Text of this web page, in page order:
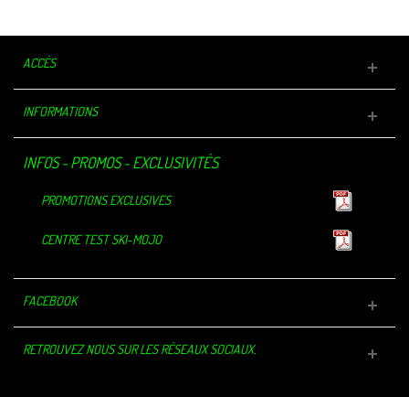
ACCÈS
INFORMATIONS
INFOS - PROMOS - EXCLUSIVITÉS
PROMOTIONS EXCLUSIVES
CENTRE TEST SKI-MOJO
FACEBOOK
RETROUVEZ NOUS SUR LES RÉSEAUX SOCIAUX.